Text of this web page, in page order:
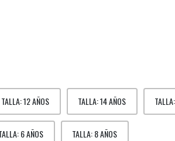
TALLA: 12 AÑOS TALLA: 14 AÑOS
6 AÑOS TALLA: 8 AÑOS